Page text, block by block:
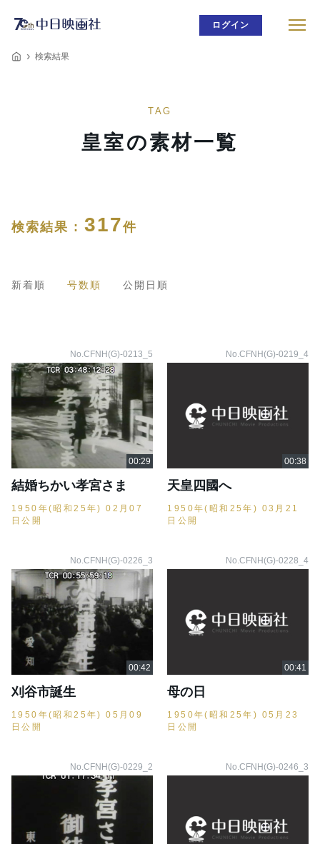
ログイン
検索結果
TAG
皇室の素材一覧
検索結果 : 317件
新着順 号数順 公開日順
No.CFNH(G)-0213_5
結婚ちかい孝宮さま
1950年(昭和25年) 02月07
日公開
No.CFNH(G)-0219_4
天皇四國へ
1950年(昭和25年) 03月21
日公開
No.CFNH(G)-0226_3
刈谷市誕生
1950年(昭和25年) 05月09
日公開
No.CFNH(G)-0228_4
母の日
1950年(昭和25年) 05月23
日公開
No.CFNH(G)-0229_2 No.CFNH(G)-0246_3